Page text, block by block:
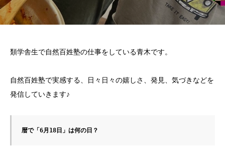
類学舎生で自然百姓塾の仕事をしている青木です。
自然百姓塾で実感する、日々日々の嬉しさ、発見、気づきなどを
発信していきます♪
暦で「6月18日」は何の日？